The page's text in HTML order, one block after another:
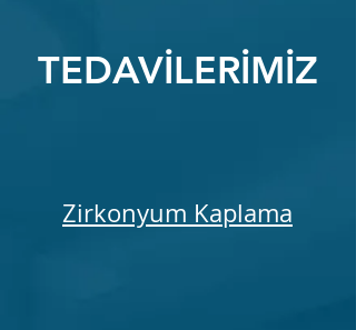
TEDAVİLERİMİZ
Zirkonyum Kaplama